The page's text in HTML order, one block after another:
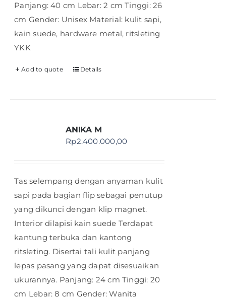
Panjang: 40 cm Lebar: 2 cm Tinggi: 26
cm Gender: Unisex Material: kulit sapi,
kain suede, hardware metal, ritsleting
YKK
Add to quote Details
ANIKA M
Rp2.400.000,00
Tas selempang dengan anyaman kulit
sapi pada bagian flip sebagai penutup
yang dikunci dengan klip magnet.
Interior dilapisi kain suede Terdapat
kantung terbuka dan kantong
ritsleting. Disertai tali kulit panjang
lepas pasang yang dapat disesuaikan
ukurannya. Panjang: 24 cm Tinggi: 20
cm Lebar: 8 cm Gender: Wanita